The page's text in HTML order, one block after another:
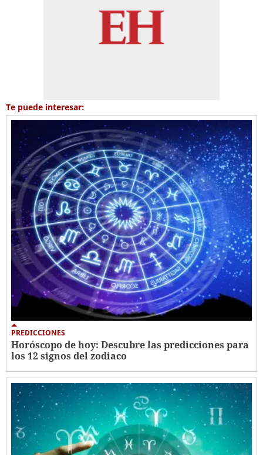
Te puede interesar:
PREDICCIONES
Horóscopo de hoy: Descubre las predicciones para
los 12 signos del zodiaco